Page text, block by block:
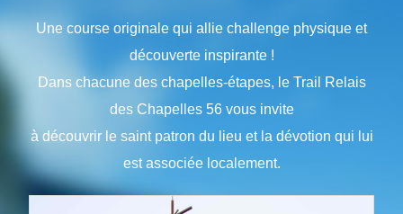
Une course originale qui allie challenge physique et
découverte inspirante !
Dans chacune des chapelles-étapes, le Trail Relais
des Chapelles 56 vous invite
à découvrir le saint patron du lieu et la dévotion qui lui
est associée localement.